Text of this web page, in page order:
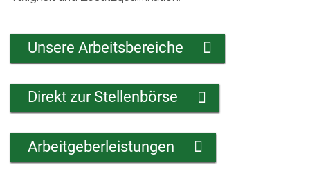
Unsere Arbeitsbereiche
Direkt zur Stellenbörse
Arbeitgeberleistungen